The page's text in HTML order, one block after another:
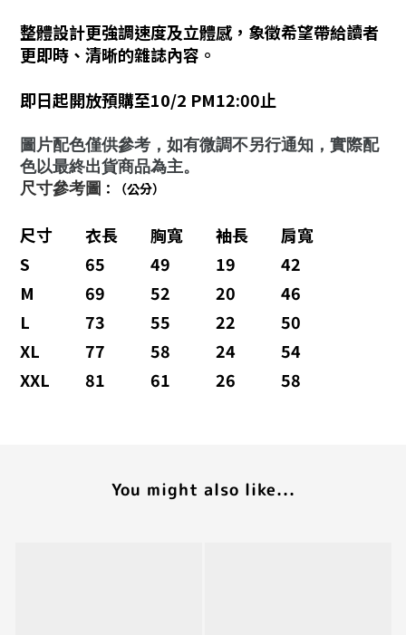
整體設計更強調速度及立體感，象徵希望帶給讀者
更即時、清晰的雜誌內容。
即日起開放預購至10/2 PM12:00止
圖片配色僅供參考，如有微調不另行通知，實際配
色以最終出貨商品為主。
尺寸參考圖 ：（公分）
尺寸 衣長 胸寬 袖長
肩寬
S
65 49 19
42
M
69 52 20
46
L
73 55 22
50
XL
77 58 24
54
XXL
81 61 26 58
You might also like...